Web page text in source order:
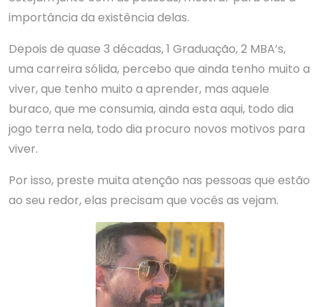
importância da existência delas.
Depois de quase 3 décadas, 1 Graduação, 2 MBA’s,
uma carreira sólida, percebo que ainda tenho muito a
viver, que tenho muito a aprender, mas aquele
buraco, que me consumia, ainda esta aqui, todo dia
jogo terra nela, todo dia procuro novos motivos para
viver.
Por isso, preste muita atenção nas pessoas que estão
ao seu redor, elas precisam que vocês as vejam.